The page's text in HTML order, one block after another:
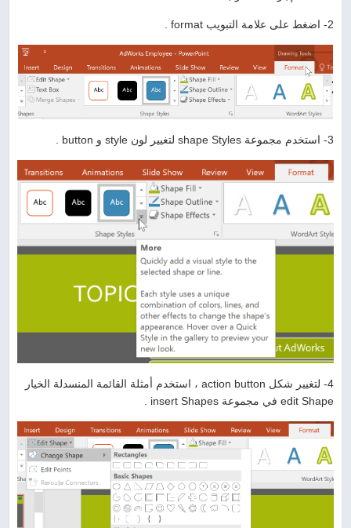
2- اضغط على علامة التبويب format .
3- استخدم مجموعة shape Styles لتغيير لون style و button .
4- لتغيير شكل action button ، استخدم أمثلة القائمة المنسدلة الخيار
edit Shape في مجموعة insert Shapes .